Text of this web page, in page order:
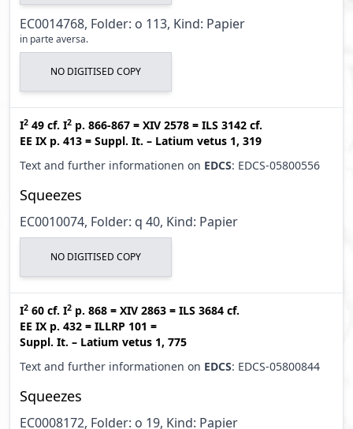
EC0014768, Folder: o 113, Kind: Papier
in parte aversa.
NO DIGITISED COPY
I2 49 cf. I2 p. 866-867 = XIV 2578 = ILS 3142 cf.
EE IX p. 413 = Suppl. It. – Latium vetus 1, 319
Text and further informationen on EDCS: EDCS-05800556
Squeezes
EC0010074, Folder: q 40, Kind: Papier
NO DIGITISED COPY
I2 60 cf. I2 p. 868 = XIV 2863 = ILS 3684 cf.
EE IX p. 432 = ILLRP 101 =
Suppl. It. – Latium vetus 1, 775
Text and further informationen on EDCS: EDCS-05800844
Squeezes
EC0008172, Folder: o 19, Kind: Papier